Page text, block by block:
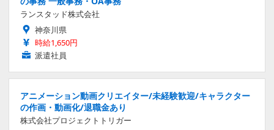
ランスタッド株式会社
神奈川県
時給1,650円
派遣社員
アニメーション動画クリエイター/未経験歓迎/キャラクター
の作画・動画化/退職金あり
株式会社プロジェクトトリガー